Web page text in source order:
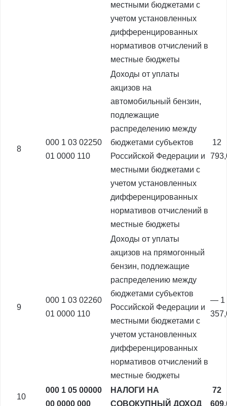
местными бюджетами с
учетом установленных
дифференцированных
нормативов отчислений в
местные бюджеты
8
000 1 03 02250
01 0000 110
Доходы от уплаты
акцизов на
автомобильный бензин,
подлежащие
распределению между
бюджетами субъектов
Российской Федерации и
местными бюджетами с
учетом установленных
дифференцированных
нормативов отчислений в
местные бюджеты
12
9
000 1 03 02260
01 0000 110
Доходы от уплаты
акцизов на прямогонный
бензин, подлежащие
распределению между
бюджетами субъектов
Российской Федерации и
местными бюджетами с
учетом установленных
дифференцированных
нормативов отчислений в
местные бюджеты
— 1
10
000 1 05 00000
00 0000 000
НАЛОГИ НА
СОВОКУПНЫЙ ДОХОД
72